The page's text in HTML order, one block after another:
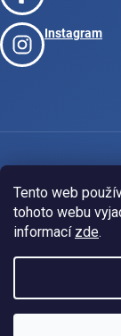
Tento web
tohoto webu
informací zde.
Instagram
Copyright